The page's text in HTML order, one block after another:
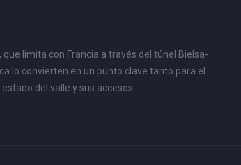
limita con Francia a través del túnel Bielsa-
lo convierten en un punto clave tanto para el
del valle y sus accesos.